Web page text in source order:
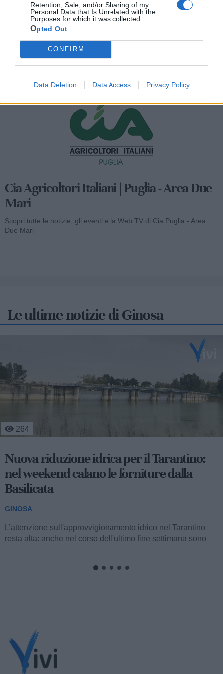
Retention, Sale, and/or Sharing of my
Personal Data that Is Unrelated with the
Purposes for which it was collected.
Opted Out
CONFIRM
Data Deletion Data Access Privacy Policy
Mondo CIA
Cia Agricoltori Italiani | Puglia - Area Due
Mari
Scopri tutte le notizie, gli eventi e la Web TV di Cia Puglia - Area
Due Mari
Le ultime notizie di Ginosa
41
Dipendenze, attivo un nuovo sportello
d'ascolto online
GINOSA
È attivo a Ginosa il nuovo Sportello d’ascolto online
dedicato alle dipendenze da sostanze, alcol e gioco
d’azzardo, promosso dall’associazione...